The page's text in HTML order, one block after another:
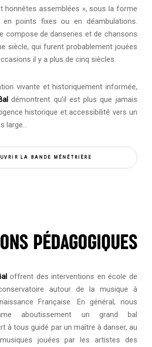
honnêtes assemblées », sous la forme
points fixes ou en déambulations.
compose de danseries et de chansons
siècle, qui furent probablement jouées
il y a plus de cinq siècles.
vivante et historiquement informée,
démontrent qu’il est plus que jamais
historique et accessibilité vers un
large…
LA BANDE MÉNÉTRIÈRE
offrent des interventions en école de
autour de la musique à
Française. En général, nous
aboutissement un grand bal
à tous guidé par un maître à danser, au
jouées par les artistes des